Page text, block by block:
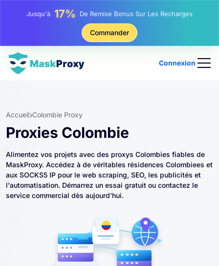
Jusqu'à25%Remise Sur Les Achats Statiques IP
Remise Sur Les Achats Tournants IP
Commander
Connexion
Accueil Colombie Proxy
Proxies Colombie
Alimentez vos projets avec des proxys Colombies fiables de
MaskProxy. Accédez à de véritables résidences Colombiees et
aux SOCKS5 IP pour le web scraping, SEO, les publicités et
l'automatisation. Démarrez un essai gratuit ou contactez le
service commercial dès aujourd'hui.